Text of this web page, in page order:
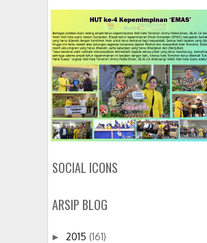
SOCIAL ICONS
ARSIP BLOG
► 2015 (161)